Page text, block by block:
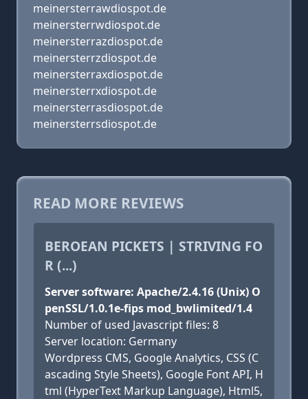
meinersterrawdiospot.de
meinersterrwdiospot.de
meinersterrazdiospot.de
meinersterrzdiospot.de
meinersterraxdiospot.de
meinersterrxdiospot.de
meinersterrasdiospot.de
meinersterrsdiospot.de
READ MORE REVIEWS
BEROEAN PICKETS | STRIVING FO
R (...)
Server software: Apache/2.4.16 (Unix) O
penSSL/1.0.1e-fips mod_bwlimited/1.4
Number of used Javascript files: 8
Server location: Germany
Wordpress CMS, Google Analytics, CSS (C
ascading Style Sheets), Google Font API, H
tml (HyperText Markup Language), Html5,